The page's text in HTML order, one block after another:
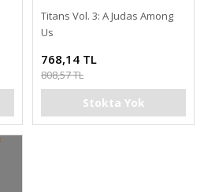
Titans Vol. 3: A Judas Among
Us
768,14 TL
808,57 TL
Stokta Yok